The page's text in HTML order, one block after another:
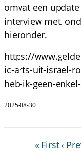
omvat een
interview met,
hieronder.
https://
ic-arts-uit-israel-
heb-ik-geen-
2025-08-30
« First ‹